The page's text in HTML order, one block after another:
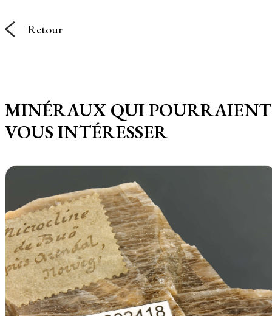
Retour
MINÉRAUX QUI POURRAIENT
VOUS INTÉRESSER